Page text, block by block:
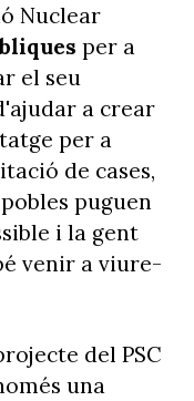
Nuclear
per a
el seu
a crear
per a
de cases,
puguen
i la gent
venir a viure-
del PSC
una